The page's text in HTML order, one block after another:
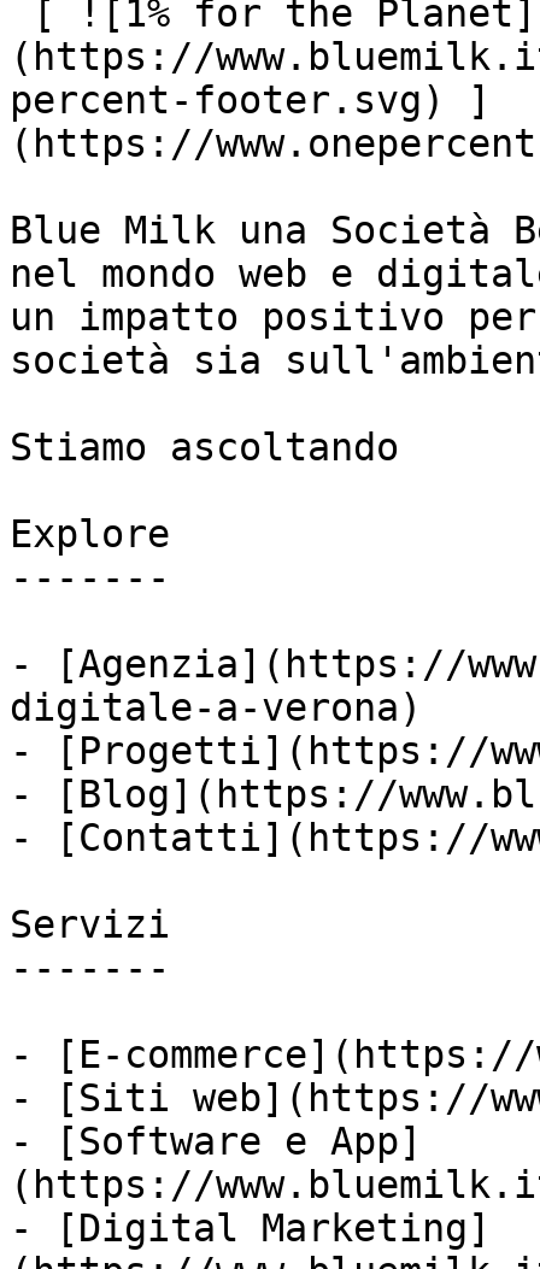
(https://
percent-footer.svg) ]
(https://
Blue Milk una
nel mondo web e
un impatto positivo
società sia
Stiamo ascoltando
Explore
-------
- [Agenzia](https://
digitale-a-verona)
- [Progetti](https://
- [Blog](https://
- [Contatti](https://
Servizi
-------
- [E-commerce](https://
- [Siti web](https://
- [Software e App]
(https://
- [Digital Marketing]